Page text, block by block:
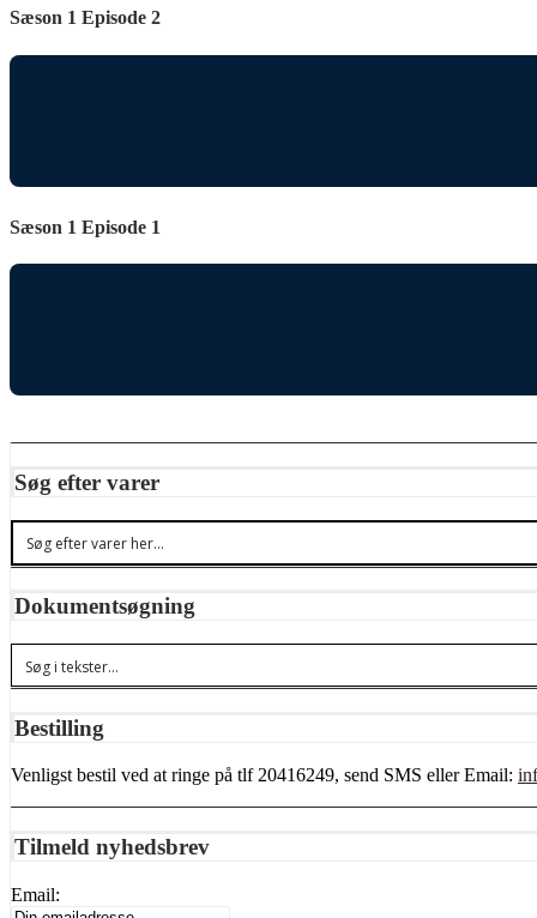
Sæson 1 Episode 2
Sæson 1 Episode 1
Søg efter varer
Dokumentsøgning
Bestilling
Venligst bestil ved at ringe på tlf 20416249, send SMS eller Email:
Tilmeld nyhedsbrev
Email: